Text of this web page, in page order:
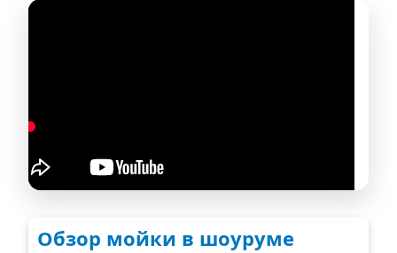
Обзор мойки в шоуруме